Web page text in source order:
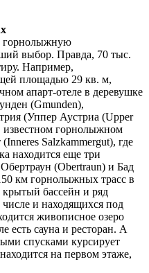
горнолыжную
выбор. Правда, 70 тыс.
Например,
площадью 29 кв. м,
апарт-отеле в деревушке
(Gmunden),
(Уппер Аустриа (Upper
известном горнолыжном
Salzkammergut), где
находится еще три
(Obertraun) и Бад
км горнолыжных трасс в
крытый бассейн и ряд
и находящихся под
живописное озеро
есть сауна и ресторан. А
спусками курсирует
на первом этаже,